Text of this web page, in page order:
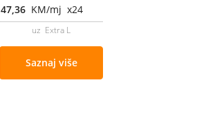
47,36 KM/mj x24
uz Extra L
Saznaj više